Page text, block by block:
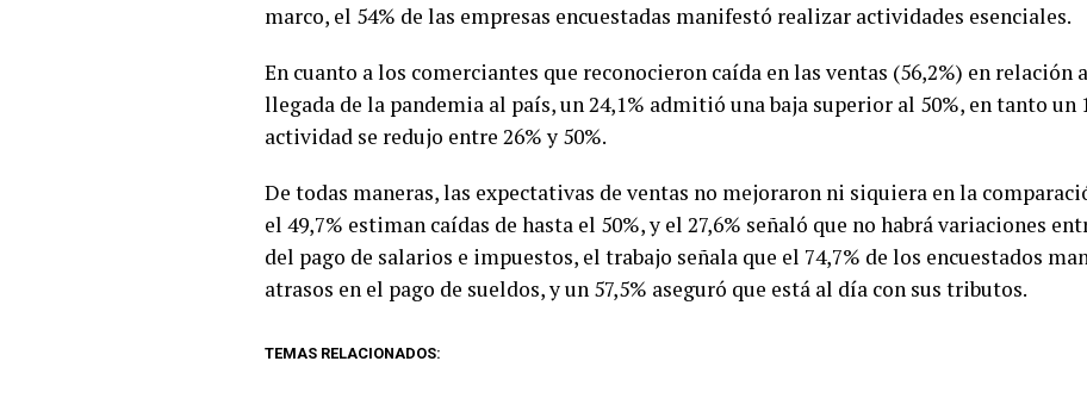
marco, el 54% de las empresas encuestadas manifestó realizar actividades esenciales.
En cuanto a los comerciantes que reconocieron caída en las ventas (56,2%) en
llegada de la pandemia al país, un 24,1% admitió una baja superior al 50%, en tanto un
actividad se redujo entre 26% y 50%.
De todas maneras, las expectativas de ventas no mejoraron ni siquiera en la
el 49,7% estiman caídas de hasta el 50%, y el 27,6% señaló que no habrá variaciones
del pago de salarios e impuestos, el trabajo señala que el 74,7% de los encuestados
atrasos en el pago de sueldos, y un 57,5% aseguró que está al día con sus tributos.
TEMAS RELACIONADOS: